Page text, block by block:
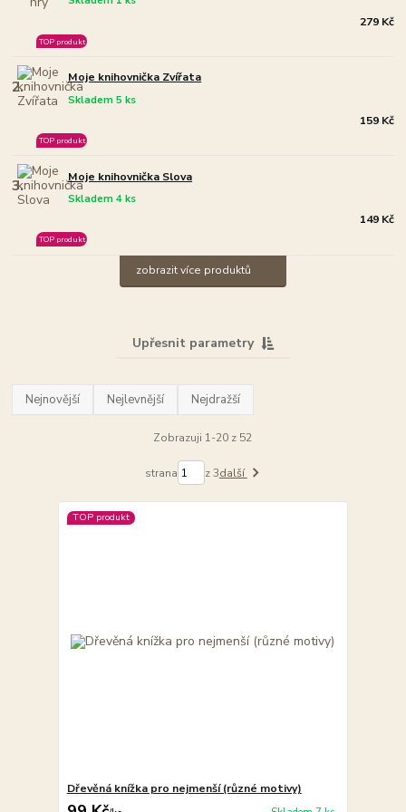
TOP produkt
279 Kč
2. Moje knihovnička Zvířata
Skladem 5 ks
TOP produkt
159 Kč
3. Moje knihovnička Slova
Skladem 4 ks
TOP produkt
149 Kč
zobrazit více produktů
Upřesnit parametry
Nejnovější Nejlevnější Nejdražší
Zobrazuji 1-20 z 52
strana z 3další
TOP produkt
Dřevěná knížka pro nejmenší (různé motivy)